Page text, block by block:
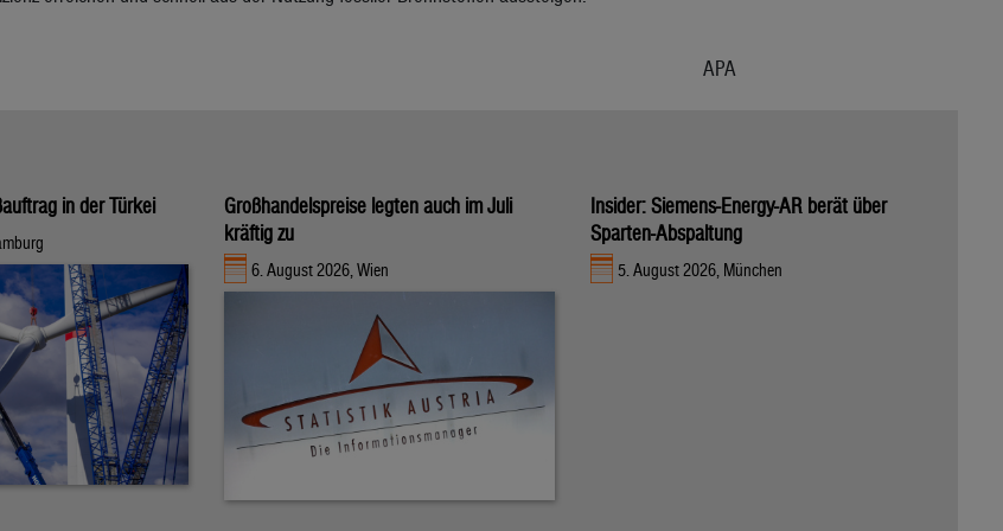
APA
in der Türkei
Großhandelspreise legten auch im Juli
kräftig zu
6. August 2026, Wien
Insider: Siemens-Energy-AR berät über
Sparten-Abspaltung
5. August 2026, München